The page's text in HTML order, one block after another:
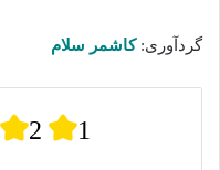
گردآوری:کاشمر سلام
2 1